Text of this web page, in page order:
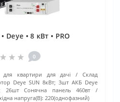
Deye • 8 кВт • PRO
0
квартири для дачі
Склад
Deye SUN 8кВт; 3шт АКБ Deye
26шт Сонячна панель 460вт
напруга(В): 220(однофазний)